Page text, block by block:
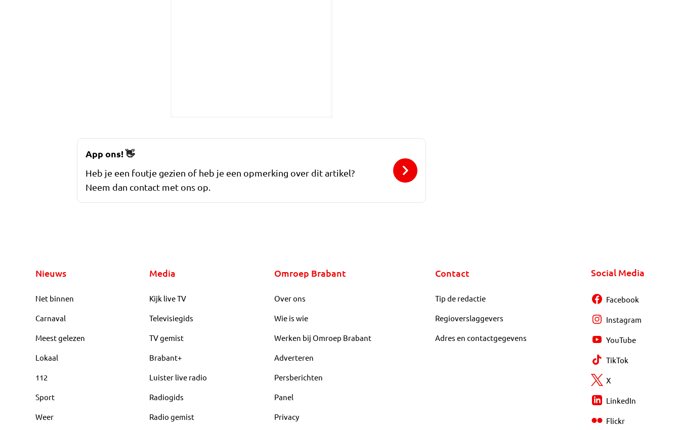
App ons!👋
Heb je een foutje gezien of heb je een opmerking over dit artikel?
Neem dan contact met ons op.
Nieuws
Net binnen
Carnaval
Meest gelezen
Lokaal
112
Sport
Weer
Media
Kijk live TV
Televisiegids
TV gemist
Brabant+
Luister live radio
Radiogids
Radio gemist
Omroep Brabant
Over ons
Wie is wie
Werken bij Omroep Brabant
Adverteren
Persberichten
Panel
Privacy
Contact
Tip de redactie
Regioverslaggevers
Adres en contactgegevens
Social Media
Facebook
Instagram
YouTube
TikTok
X
LinkedIn
Flickr